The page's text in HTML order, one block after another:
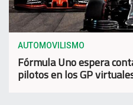
AUTOMOVILISMO
Fórmula Uno espera
pilotos en los GP